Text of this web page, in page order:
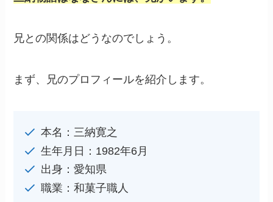
兄との関係はどうなのでしょう。
まず、兄のプロフィールを紹介します。
本名：三納寛之
生年月日：1982年6月
出身：愛知県
職業：和菓子職人